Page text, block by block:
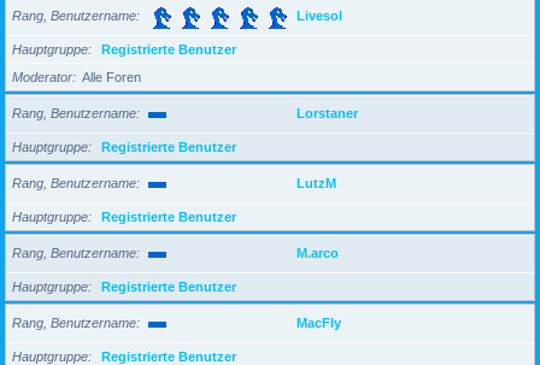
Rang, Benutzername Livesol
Hauptgruppe
Registrierte Benutzer
Moderator
Alle Foren
Rang, Benutzername Lorstaner
Hauptgruppe Registrierte Benutzer
Rang, Benutzername LutzM
Hauptgruppe Registrierte Benutzer
Rang, Benutzername M.arco
Hauptgruppe Registrierte Benutzer
Rang, Benutzername MacFly
Hauptgruppe Registrierte Benutzer